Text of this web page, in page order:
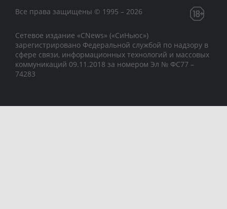
Все права защищены © 1995 – 2026
Сетевое издание «CNews» («СиНьюс»)
зарегистрировано Федеральной службой по надзору в
сфере связи, информационных технологий и массовых
коммуникаций 09.11.2018 за номером Эл № ФС77 –
74283